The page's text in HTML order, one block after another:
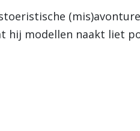
hij modellen naakt liet